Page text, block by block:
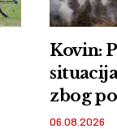
Kovin:
zbog
peščari
06.08.2026